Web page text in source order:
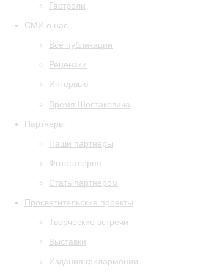
Гастроли
СМИ о нас
Все публикации
Рецензии
Интервью
Время Шостаковича
Партнеры
Наши партнеры
Фотогалерея
Стать партнером
Просветительские проекты
Творческие встречи
Выставки
Издания филармонии